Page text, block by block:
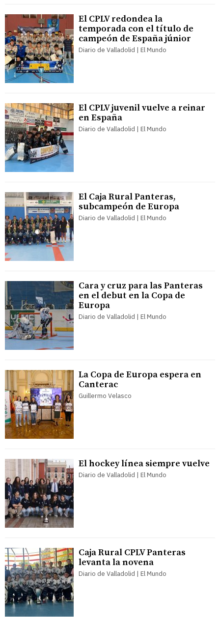
El CPLV redondea la
temporada con el título de
campeón de España júnior
Diario de Valladolid | El Mundo
El CPLV juvenil vuelve a reinar
en España
Diario de Valladolid | El Mundo
El Caja Rural Panteras,
subcampeón de Europa
Diario de Valladolid | El Mundo
Cara y cruz para las Panteras
en el debut en la Copa de
Europa
Diario de Valladolid | El Mundo
La Copa de Europa espera en
Canterac
Guillermo Velasco
El hockey línea siempre vuelve
Diario de Valladolid | El Mundo
Caja Rural CPLV Panteras
levanta la novena
Diario de Valladolid | El Mundo